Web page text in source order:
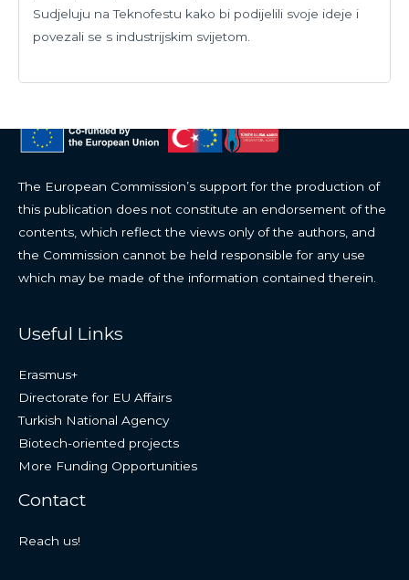
Sudjeluju na Teknofestu kako bi podijelili svoje ideje i
povezali se s industrijskim svijetom.
The European Commission’s support for the production of
this publication does not constitute an endorsement of the
contents, which reflect the views only of the authors, and
the Commission cannot be held responsible for any use
which may be made of the information contained therein.
Useful Links
Erasmus+
Directorate for EU Affairs
Turkish National Agency
Biotech-oriented projects
More Funding Opportunities
Contact
Reach us!